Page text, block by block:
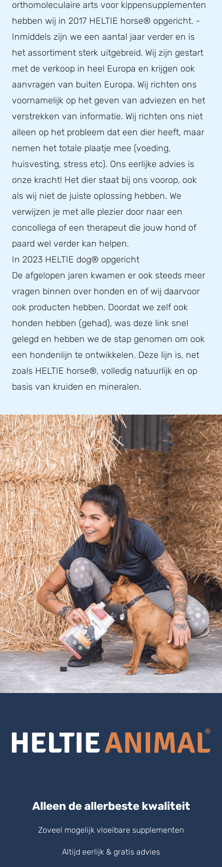
orthomoleculaire arts voor kippensupplementen
hebben wij in 2017 HELTIE horse® opgericht. -
Inmiddels zijn we een aantal jaar verder en is
het assortiment sterk uitgebreid. Wij zijn gestart
met de verkoop in heel Europa en krijgen ook
aanvragen van buiten Europa. Wij richten ons
voornamelijk op het geven van adviezen en het
verstrekken van informatie. Wij richten ons niet
alleen op het probleem dat een dier heeft, maar
nemen het totale plaatje mee (voeding,
huisvesting, stress etc). Ons eerlijke advies is
onze kracht! Het dier staat bij ons voorop, ook
als wij niet de juiste oplossing hebben. We
verwijzen je met alle plezier door naar een
concollega of een therapeut die jouw hond of
paard wel verder kan helpen.
In 2023 HELTIE dog® opgericht
De afgelopen jaren kwamen er ook steeds meer
vragen binnen over honden en of wij daarvoor
ook producten hebben. Doordat we zelf ook
honden hebben (gehad), was deze link snel
gelegd en hebben we de stap genomen om ook
een hondenlijn te ontwikkelen. Deze lijn is, net
zoals HELTIE horse®, volledig natuurlijk en op
basis van kruiden en mineralen.
Alleen de allerbeste kwaliteit
Zoveel mogelijk vloeibare supplementen
Altijd eerlijk & gratis advies